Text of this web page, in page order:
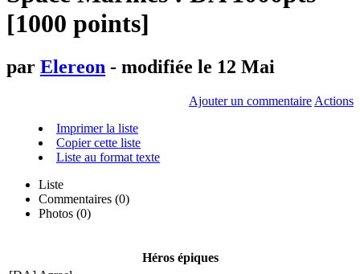
[1000 points]
par Elereon - modifiée le 12 Mai
Ajouter un commentaire Actions
Imprimer la liste
Copier cette liste
Liste au format texte
Liste
Commentaires (0)
Photos (0)
Héros épiques